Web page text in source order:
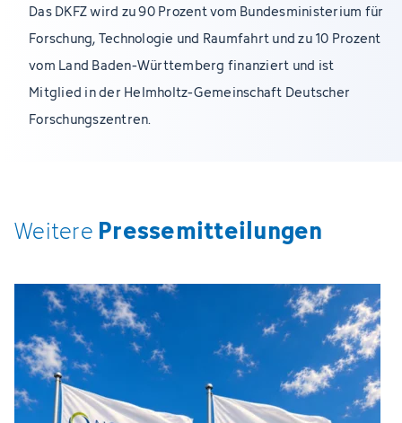
Das DKFZ wird zu 90 Prozent vom Bundesministerium für
Forschung, Technologie und Raumfahrt und zu 10 Prozent
vom Land Baden-Württemberg finanziert und ist
Mitglied in der Helmholtz-Gemeinschaft Deutscher
Forschungszentren.
Weitere Pressemitteilungen